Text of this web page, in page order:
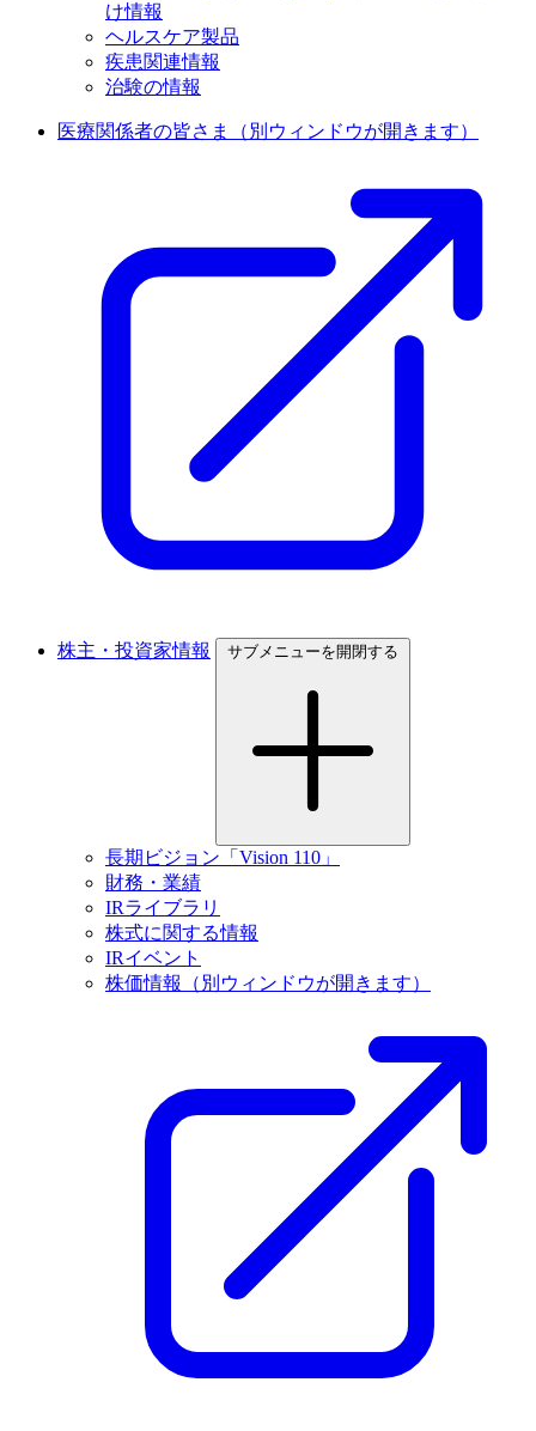
け情報
ヘルスケア製品
疾患関連情報
治験の情報
医療関係者の皆さま （別ウィンドウが開きます）
株主・投資家情報 サブメニューを開閉する
長期ビジョン「Vision 110」
財務・業績
IRライブラリ
株式に関する情報
IRイベント
株価情報
（別ウィンドウが開きます）